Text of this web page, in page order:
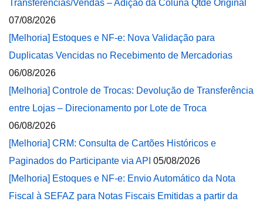
Transferências/Vendas – Adição da Coluna Qtde Original
07/08/2026
[Melhoria] Estoques e NF-e: Nova Validação para
Duplicatas Vencidas no Recebimento de Mercadorias
06/08/2026
[Melhoria] Controle de Trocas: Devolução de Transferência
entre Lojas – Direcionamento por Lote de Troca
06/08/2026
[Melhoria] CRM: Consulta de Cartões Históricos e
Paginados do Participante via API 05/08/2026
[Melhoria] Estoques e NF-e: Envio Automático da Nota
Fiscal à SEFAZ para Notas Fiscais Emitidas a partir da